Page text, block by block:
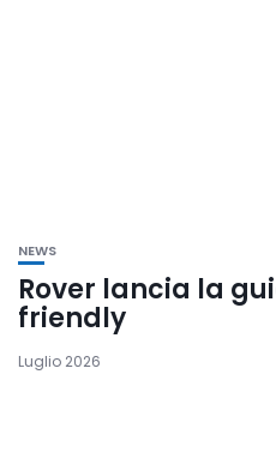
NEWS
Rover lancia la
friendly
Luglio 2026